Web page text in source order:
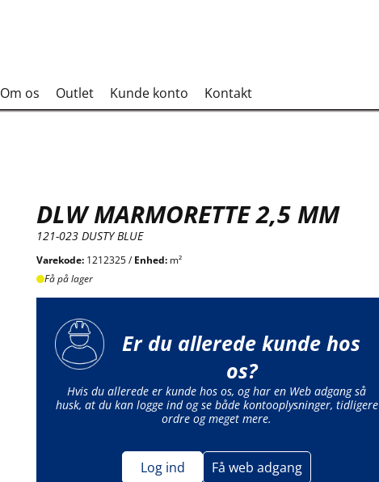
Om os Outlet Kunde konto Kontakt
DLW MARMORETTE 2,5 MM
121-023 DUSTY BLUE
Varekode: 1212325 /Enhed: m²
Få på lager
Er du allerede kunde hos
os?
Hvis du allerede er kunde hos os, og har en Web adgang så
husk, at du kan logge ind og se både kontooplysninger, tidligere
ordre og meget mere.
Log ind Få web adgang